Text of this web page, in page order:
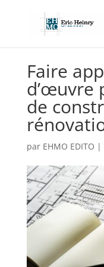
Faire
d’œuvre
de
par EHMO EDITO |